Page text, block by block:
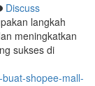
Discuss
langkah
meningkatkan
sukses di
shopee-mall-